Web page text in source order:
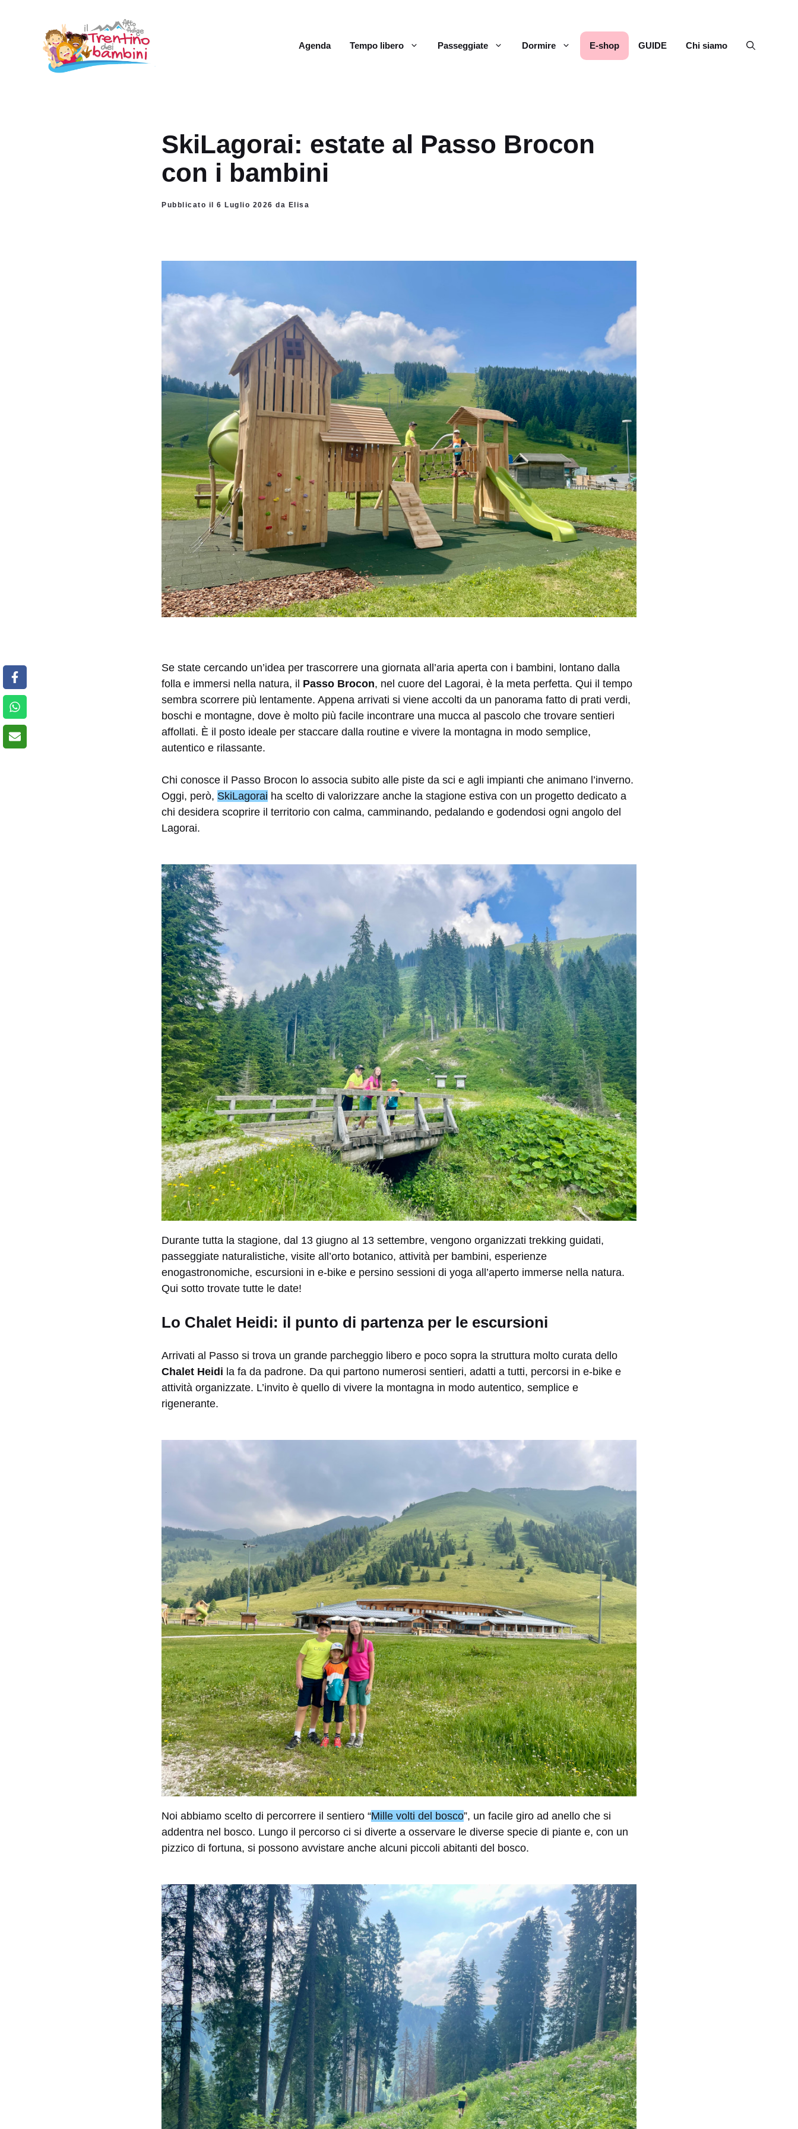
contenuto
Agenda Tempo libero Passeggiate Dormire E-shop GUIDE Chi siamo
SkiLagorai: estate al Passo Brocon
con i bambini
Pubblicato il 6 Luglio 2026 da Elisa
Se state cercando un’idea per trascorrere una giornata all’aria aperta con i bambini, lontano dalla
folla e immersi nella natura, il Passo Brocon, nel cuore del Lagorai, è la meta perfetta. Qui il tempo
sembra scorrere più lentamente. Appena arrivati si viene accolti da un panorama fatto di prati verdi,
boschi e montagne, dove è molto più facile incontrare una mucca al pascolo che trovare sentieri
affollati. È il posto ideale per staccare dalla routine e vivere la montagna in modo semplice,
autentico e rilassante.
Chi conosce il Passo Brocon lo associa subito alle piste da sci e agli impianti che animano l’inverno.
Oggi, però, SkiLagorai ha scelto di valorizzare anche la stagione estiva con un progetto dedicato a
chi desidera scoprire il territorio con calma, camminando, pedalando e godendosi ogni angolo del
Lagorai.
Durante tutta la stagione, dal 13 giugno al 13 settembre, vengono organizzati trekking guidati,
passeggiate naturalistiche, visite all’orto botanico, attività per bambini, esperienze
enogastronomiche, escursioni in e-bike e persino sessioni di yoga all’aperto immerse nella natura.
Qui sotto trovate tutte le date!
Lo Chalet Heidi: il punto di partenza per le escursioni
Arrivati al Passo si trova un grande parcheggio libero e poco sopra la struttura molto curata dello
Chalet Heidi la fa da padrone. Da qui partono numerosi sentieri, adatti a tutti, percorsi in e-bike e
attività organizzate. L’invito è quello di vivere la montagna in modo autentico, semplice e
rigenerante.
Noi abbiamo scelto di percorrere il sentiero “Mille volti del bosco”, un facile giro ad anello che si
addentra nel bosco. Lungo il percorso ci si diverte a osservare le diverse specie di piante e, con un
pizzico di fortuna, si possono avvistare anche alcuni piccoli abitanti del bosco.